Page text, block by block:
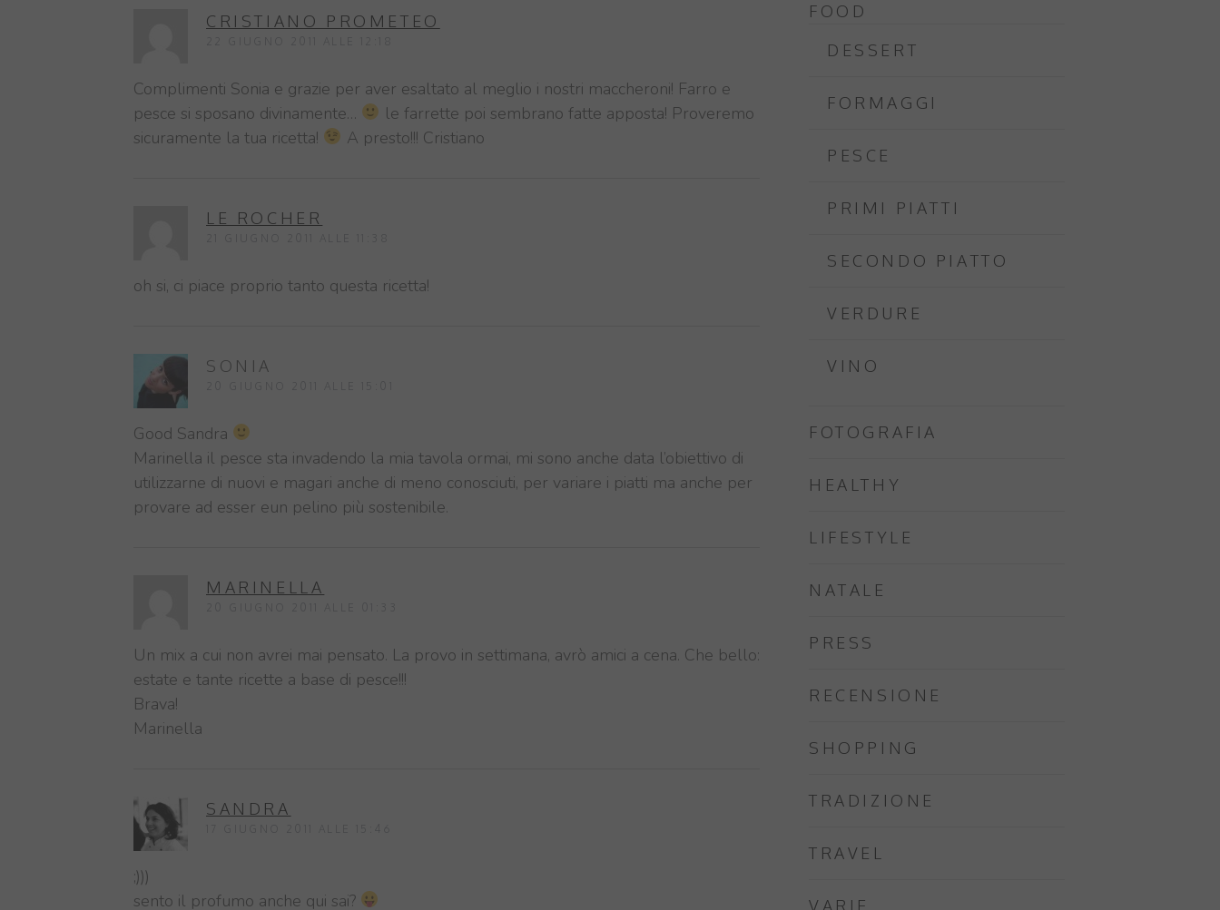
CRISTIANO PROMETEO
Complimenti Sonia e grazie per aver esaltato al meglio i nostri maccheroni! Farro e
pesce si sposano divinamente…
le farrette poi sembrano fatte apposta! Proveremo
sicuramente la tua ricetta!
A presto!!! Cristiano
LE ROCHER
oh si, ci piace proprio tanto questa ricetta!
SONIA
Good Sandra
Marinella il pesce sta invadendo la mia tavola ormai, mi sono anche data l’obiettivo di
utilizzarne di nuovi e magari anche di meno conosciuti, per variare i piatti ma anche per
provare ad esser eun pelino più sostenibile.
MARINELLA
Un mix a cui non avrei mai pensato. La provo in settimana, avrò amici a cena. Che bello:
estate e tante ricette a base di pesce!!!
Brava!
Marinella
SANDRA
;)))
sento il profumo anche qui sai?
FOOD
DESSERT
FORMAGGI
PESCE
PRIMI PIATTI
SECONDO PIATTO
VERDURE
VINO
FOTOGRAFIA
HEALTHY
LIFESTYLE
NATALE
PRESS
RECENSIONE
SHOPPING
TRADIZIONE
TRAVEL
VARIE